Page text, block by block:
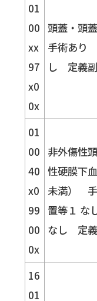
01
00
xx
97
x0
0x
頭蓋・頭
手術あり
し 定義
01
00
40
x0
99
00
0x
非外傷性
性硬膜下
未満）
置等１ な
なし 定義
16
01